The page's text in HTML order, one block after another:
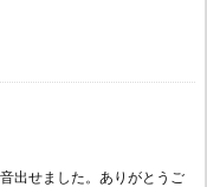
出せました。ありがとうご